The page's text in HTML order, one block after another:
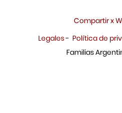
Compartir x
Legales- Política de
Familias